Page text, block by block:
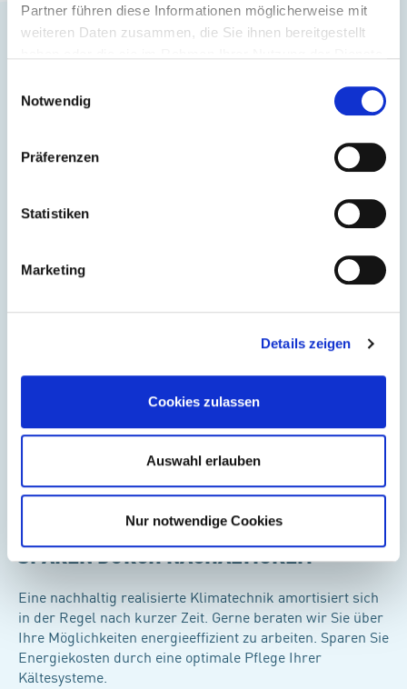
Partner führen diese Informationen möglicherweise mit
weiteren Daten zusammen, die Sie ihnen bereitgestellt
Notwendig
Präferenzen
Statistiken
Marketing
Details zeigen
Cookies zulassen
Auswahl erlauben
Nur notwendige Cookies
SPAREN DURCH NACHALTIGKEIT
Eine nachhaltig realisierte Klimatechnik amortisiert sich
in der Regel nach kurzer Zeit. Gerne beraten wir Sie über
Ihre Möglichkeiten energieeffizient zu arbeiten. Sparen Sie
Energiekosten durch eine optimale Pflege Ihrer
Kältesysteme.